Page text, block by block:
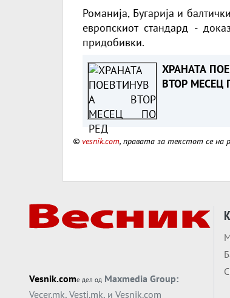
Романија, Бугарија и
европскиот стандард -
придобивки.
ХРАНАТА
ВТОР МЕСЕЦ
© vesnik.com, правата за текстот се на
Vesnik.comе дел од Maxmedia Group:
Vecer.mk, Vesti.mk, и Vesnik.com